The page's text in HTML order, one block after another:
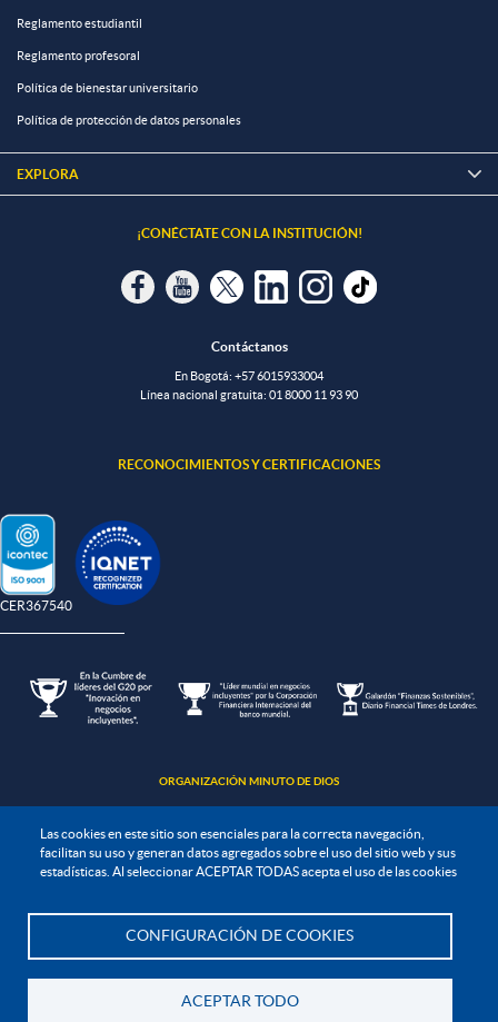
Las cookies en este sitio son esenciales para la correcta navegación,
facilitan su uso y generan datos agregados sobre el uso del sitio web y sus
estadísticas. Al seleccionar ACEPTAR TODAS acepta el uso de las cookies
CONFIGURACIÓN DE COOKIES
ACEPTAR TODO
Reglamento estudiantil
Reglamento profesoral
Política de bienestar universitario
Política de protección de datos personales
EXPLORA 
¡CONÉCTATE CON LA INSTITUCIÓN!
Contáctanos
En Bogotá: +57 6015933004
Línea nacional gratuita: 01 8000 11 93 90
RECONOCIMIENTOS Y CERTIFICACIONES
CER367540
ORGANIZACIÓN MINUTO DE DIOS
Política de protección de datos
Política de tratamiento de la información
Todos los derechos Reservados. UNIMINUTO 2020©